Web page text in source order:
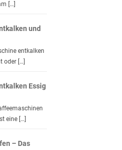
[…]
und
entkalken
oder […]
Essig
eine […]
– Das